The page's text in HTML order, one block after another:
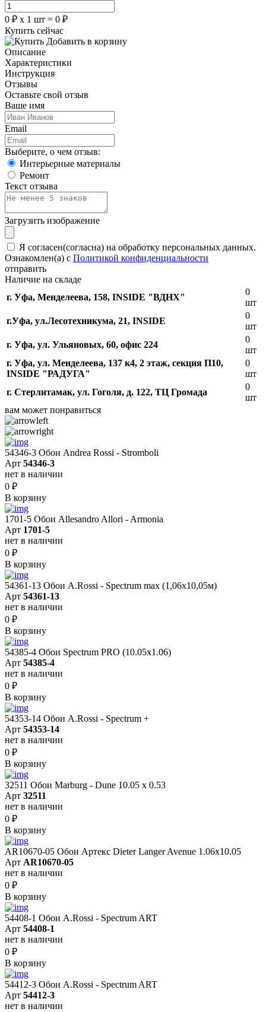
0 ₽ х 1 шт = 0 ₽
Купить сейчас
Добавить в корзину
Описание
Характеристики
Инструкция
Отзывы
Оставьте свой отзыв
Ваше имя
Email
Выберите, о чем отзыв:
Интерьерные материалы
Ремонт
Текст отзыва
Загрузить изображение
Я согласен(согласна) на обработку персональных данных.
Ознакомлен(а) с Политикой конфиденциальности
отправить
Наличие на складе
г. Уфа, Менделеева, 158, INSIDE "ВДНХ"
0
шт
г.Уфа, ​ул.Лесотехникума, 21, INSIDE
0
шт
г. Уфа, ул. Ульяновых, 60, офис 224
0
шт
г. Уфа, ул. Менделеева, 137 к4, ​2 этаж, секция П10,
INSIDE "РАДУГА"
0
шт
г. Стерлитамак, ул. Гоголя, д. 122, ТЦ Громада
0
шт
вам может понравиться
54346-3 Обои Andrea Rossi - Stromboli
Арт 54346-3
нет в наличии
0 ₽
В корзину
1701-5 Обои Allesandro Allori - Armonia
Арт 1701-5
нет в наличии
0 ₽
В корзину
54361-13 Обои A.Rossi - Spectrum max (1,06x10,05м)
Арт 54361-13
нет в наличии
0 ₽
В корзину
54385-4 Обои Spectrum PRO (10.05х1.06)
Арт 54385-4
нет в наличии
0 ₽
В корзину
54353-14 Обои A.Rossi - Spectrum +
Арт 54353-14
нет в наличии
0 ₽
В корзину
32511 Обои Marburg - Dune 10.05 х 0.53
Арт 32511
нет в наличии
0 ₽
В корзину
AR10670-05 Обои Артекс Dieter Langer Avenue 1.06x10.05
Арт AR10670-05
нет в наличии
0 ₽
В корзину
54408-1 Обои A.Rossi - Spectrum ART
Арт 54408-1
нет в наличии
0 ₽
В корзину
54412-3 Обои A.Rossi - Spectrum ART
Арт 54412-3
нет в наличии